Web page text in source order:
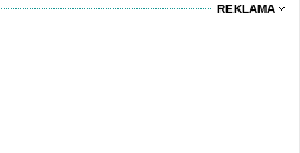
REKLAMA